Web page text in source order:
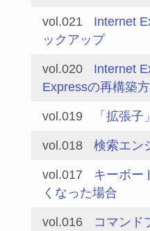
vol.021
Internet
ックアップ
vol.020
Internet
Expressの再構築
vol.019 「拡張
vol.018 検索エン
vol.017
キーボー
くなった場合
vol.016 コマンド